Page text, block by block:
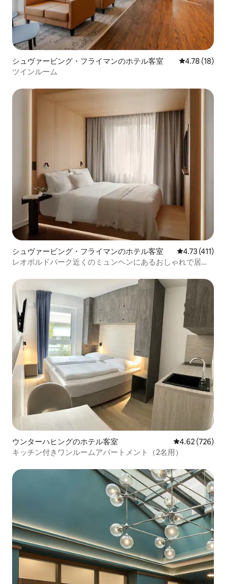
シュヴァービング・フライマンのホテル客室 レビュー18
4.78 (18)
ツインルーム
シュヴァービング・フライマンのホテル客室 レビュー411
4.73 (411)
レオポルドパーク近くのミュンヘンにあるおしゃれで居心
ウンターハヒングのホテル客室 レビュー726
4.62 (726)
キッチン付きワンルームアパートメント（2名用）